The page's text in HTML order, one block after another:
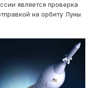
является проверка
на орбиту Луны